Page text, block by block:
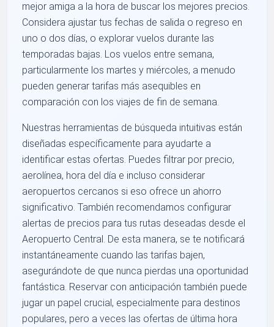
mejor amiga a la hora de buscar los mejores precios.
Considera ajustar tus fechas de salida o regreso en
uno o dos días, o explorar vuelos durante las
temporadas bajas. Los vuelos entre semana,
particularmente los martes y miércoles, a menudo
pueden generar tarifas más asequibles en
comparación con los viajes de fin de semana.
Nuestras herramientas de búsqueda intuitivas están
diseñadas específicamente para ayudarte a
identificar estas ofertas. Puedes filtrar por precio,
aerolínea, hora del día e incluso considerar
aeropuertos cercanos si eso ofrece un ahorro
significativo. También recomendamos configurar
alertas de precios para tus rutas deseadas desde el
Aeropuerto Central. De esta manera, se te notificará
instantáneamente cuando las tarifas bajen,
asegurándote de que nunca pierdas una oportunidad
fantástica. Reservar con anticipación también puede
jugar un papel crucial, especialmente para destinos
populares, pero a veces las ofertas de última hora